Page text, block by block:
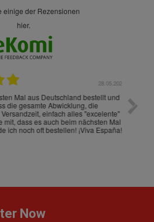
hier.
28.05.2026
Mal aus Deutschland bestellt und
gesamte Abwicklung, die
einfach alles "excelente"
dass es auch beim nächsten Mal
noch oft bestellen! ¡Viva España!
Die
gut
ist
Now